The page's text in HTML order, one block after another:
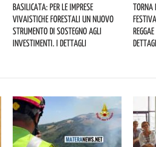
Basilicata: per le imprese
vivaistiche forestali un nuovo
strumento di sostegno agli
investimenti. I dettagli
Torna